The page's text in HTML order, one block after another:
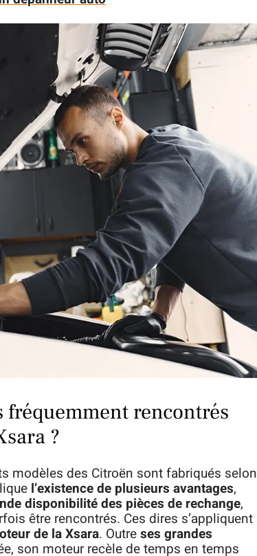
fréquemment rencontrés
?
modèles des Citroën sont fabriqués selon
l’existence de plusieurs avantages,
disponibilité des pièces de rechange,
être rencontrés. Ces dires s’appliquent
de la Xsara. Outreses grandes
son moteur recèle de temps en temps